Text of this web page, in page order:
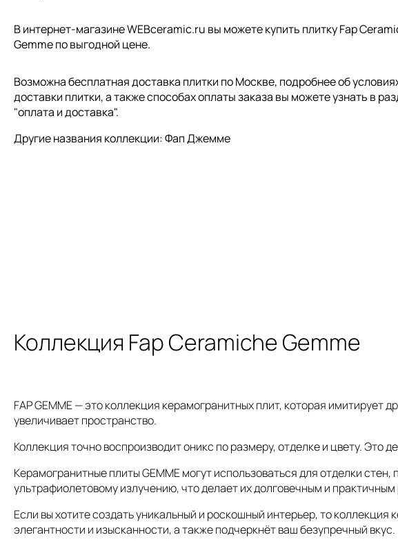
В интернет-магазине WEBceramic.ru вы можете купить плитку Fap
Gemme по выгодной цене.
Возможна бесплатная доставка плитки по Москве, подробнее об
доставки плитки, а также способах оплаты заказа вы можете узнать в
"оплата и доставка".
Другие названия коллекции: Фап Джемме
Коллекция Fap Ceramiche Gemme
FAP GEMME — это коллекция керамогранитных плит, которая
увеличивает пространство.
Коллекция точно воспроизводит оникс по размеру, отделке и цвету. Это
Керамогранитные плиты GEMME могут использоваться для отделки
ультрафиолетовому излучению, что делает их долговечным и
Если вы хотите создать уникальный и роскошный интерьер, то
элегантности и изысканности, а также подчеркнёт ваш безупречный вкус.